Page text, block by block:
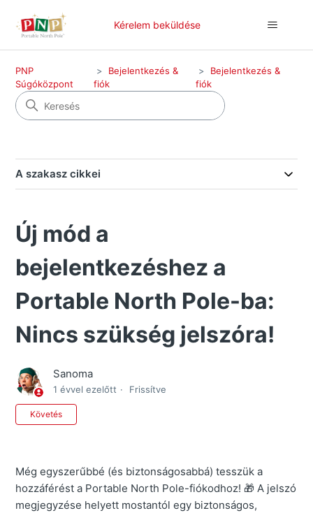
Kérelem beküldése
PNP
Súgóközpont
Bejelentkezés &
fiók
Bejelentkezés &
fiók
A szakasz cikkei
Új mód a
bejelentkezéshez a
Portable North Pole-ba:
Nincs szükség jelszóra!
Sanoma
1 évvel ezelőtt Frissítve
Követés
Még egyszerűbbé (és biztonságosabbá) tesszük a
hozzáférést a Portable North Pole-fiókodhoz! 🎁 A jelszó
megjegyzése helyett mostantól egy biztonságos,